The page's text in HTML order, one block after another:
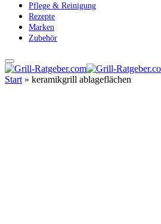
Pflege & Reinigung
Rezepte
Marken
Zubehör
Start » keramikgrill ablageflächen